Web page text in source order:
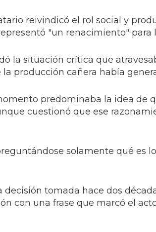
reivindicó el rol social y
"un renacimiento" para
la situación crítica que
la producción cañera había
predominaba la idea de
cuestionó que ese
solamente qué es
decisión tomada hace dos
con una frase que marcó el